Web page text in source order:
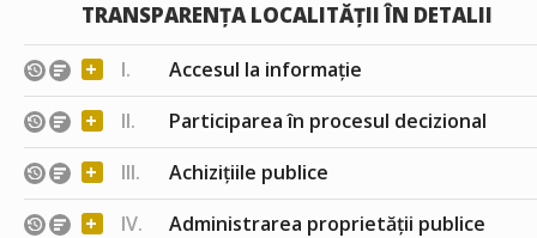
TRANSPARENȚA LOCALITĂȚII ÎN DETALII
+
I. Accesul la informație
+ II. Participarea în procesul decizional
+ III. Achizițiile publice
+ IV. Administrarea proprietății publice